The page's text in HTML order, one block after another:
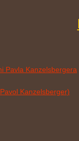
Pavla Kanzelsbergera
Kanzelsberger)